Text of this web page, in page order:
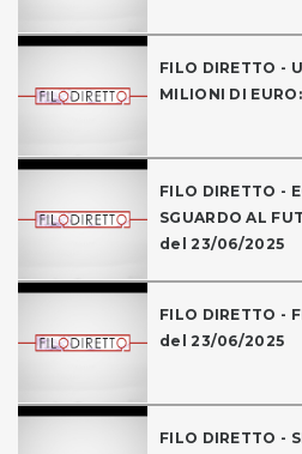
FILO DIRETTO -
MILIONI DI
FILO DIRETTO -
SGUARDO AL
del 23/06/2025
FILO DIRETTO -
del 23/06/2025
FILO DIRETTO -